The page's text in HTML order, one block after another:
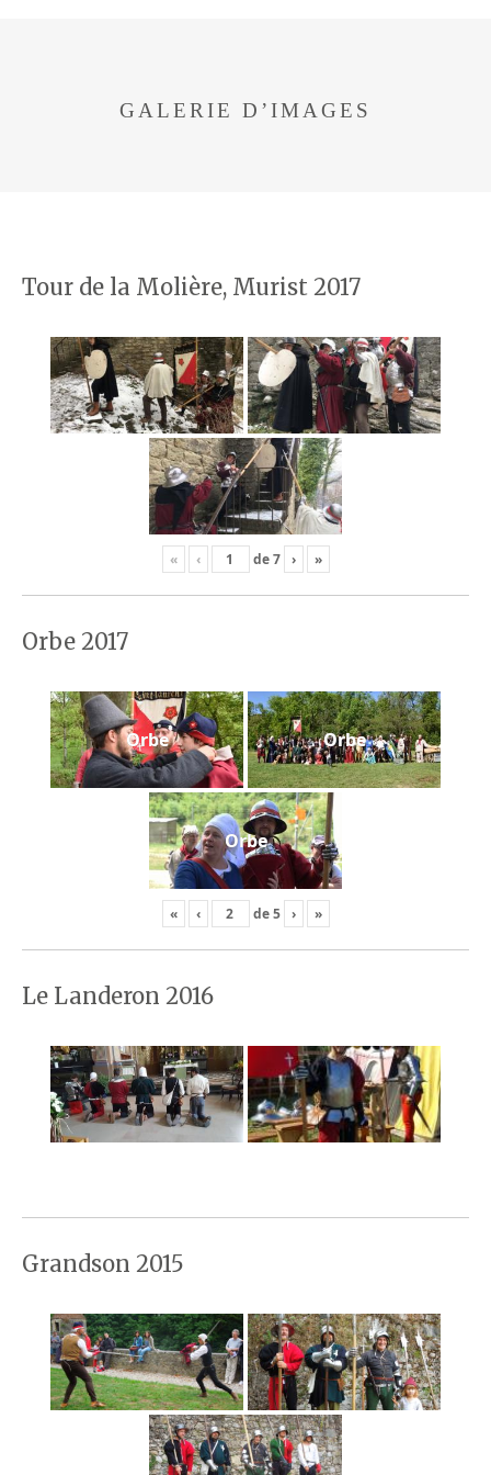
GALERIE D’IMAGES
Tour de la Molière, Murist 2017
« ‹ de7 › »
Orbe 2017
Orbe Orbe
Orbe
« ‹ de5 › »
Le Landeron 2016
Grandson 2015